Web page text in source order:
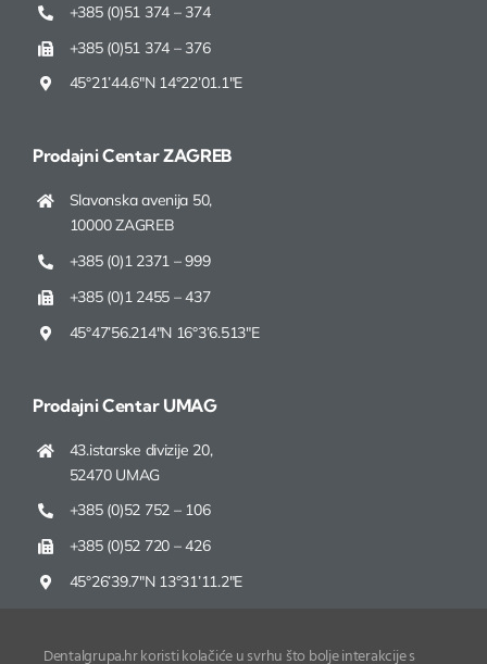
+385 (0)51 374 – 374
+385 (0)51 374 – 376
45°21’44.6″N 14°22’01.1″E
Prodajni CentarZAGREB
Slavonska avenija 50,
10000 ZAGREB
+385 (0)1 2371 – 999
+385 (0)1 2455 – 437
45°47’56.214″N 16°3’6.513″E
Prodajni Centar UMAG
43.istarske divizije 20,
52470 UMAG
+385 (0)52 752 – 106
+385 (0)52 720 – 426
45°26’39.7″N 13°31’11.2″E
Dentalgrupa.hr koristi kolačiće u svrhu što bolje interakcije s